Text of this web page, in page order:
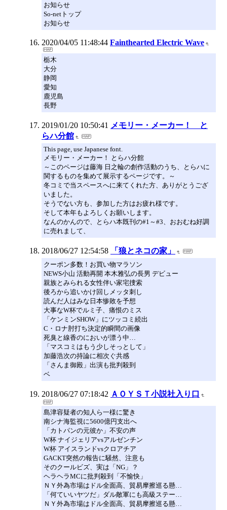
お知らせ
So-netトップ
お知らせ
2020/04/05 11:48:44 Fainthearted Electric Wave
栃木
大分
静岡
愛知
鹿児島
長野
2019/01/20 10:50:41 メモリー・メーカー！ と
らハ分館
This page, use Japanese font.
メモリー・メーカー！ とらハ分館
～このページは藤海 日之輪の創作活動のうち、とらハに
関するものを集めて展示するページです。～
冬コミで当スペースへに来てくれた方、ありがとうござ
いました。
そうでない方も、参加した方はお疲れ様です。
そして本年もよろしくお願いします。
なんのかんので、とらハ本既刊の#1～#3、おおむね好調
に売れまして、
2018/06/27 12:54:58 「狼とネコの家」
クーポン多数！お買い物マラソン
NEWS小山 活動再開 本木雅弘の長男 デビュー
親族とみられる女性伴い家宅捜索
後ろから追いかけ回しメッタ刺し
読んだ人はみな日本惨敗を予想
大事なW杯でルミ子、痛恨のミス
「ケンミンSHOW」にツッコミ続出
C・ロナ肘打ち決定的瞬間の画像
死臭と線香のにおいが漂う中…
「マスコミはもう少しそっとして」
加藤浩次の持論に相次ぐ共感
「さんま御殿」出演も批判殺到
ベ
2018/06/27 07:18:42 ＡＯＹＳＴ小説社入り口
島津容疑者の知人ら一様に驚き
南シナ海監視に5600億円支出へ
「カトパンの元彼か」不安の声
W杯 ナイジェリアvsアルゼンチン
W杯 アイスランドvsクロアチア
GACKT突然の報告に騒然、注意も
そのクールビズ、実は「NG」？
ヘラヘラMCに批判殺到「不愉快」
ＮＹ外為市場はドル全面高、貿易摩擦巡る懸…
「何ていいヤツだ」ダル敵軍にも高級ステー…
ＮＹ外為市場はドル全面高、貿易摩擦巡る懸…